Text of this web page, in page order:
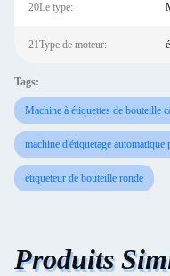
20Le type:
21Type de moteur:
Tags:
Machine à étiquettes de bouteille
machine d'étiquetage automatique
étiqueteur de bouteille ronde
Produits